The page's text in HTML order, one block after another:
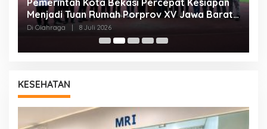
Menjadi Tuan Rumah Porprov XV Jawa Barat
2026
Di Olahraga | 8 Juli 2026
KESEHATAN